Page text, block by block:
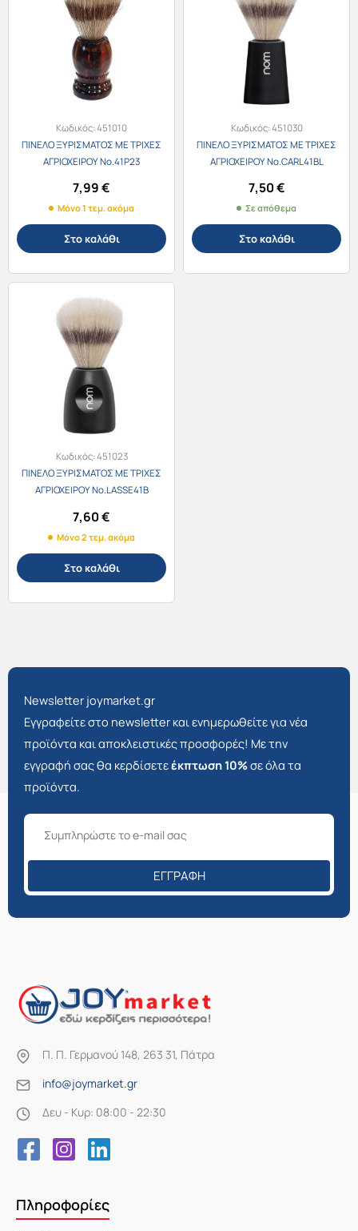
Κωδικός:451010
ΠΙΝΕΛΟ ΞΥΡΙΣΜΑΤΟΣ ΜΕ ΤΡΙΧΕΣ
ΑΓΡΙΟΧΕΙΡΟΥ Νο.41P23
7,99€
Μόνο 1 τεμ. ακόμα
Στο καλάθι
Κωδικός:451030
ΠΙΝΕΛΟ ΞΥΡΙΣΜΑΤΟΣ ΜΕ ΤΡΙΧΕΣ
ΑΓΡΙΟΧΕΙΡΟΥ Νο.CARL41BL
7,50€
Σε απόθεμα
Στο καλάθι
Κωδικός:451023
ΠΙΝΕΛΟ ΞΥΡΙΣΜΑΤΟΣ ΜΕ ΤΡΙΧΕΣ
ΑΓΡΙΟΧΕΙΡΟΥ Νο.LASSE41Β
7,60€
Μόνο 2 τεμ. ακόμα
Στο καλάθι
Newsletter joymarket.gr
Εγγραφείτε στο newsletter και ενημερωθείτε για νέα
προϊόντα και αποκλειστικές προσφορές! Με την
εγγραφή σας θα κερδίσετεέκπτωση 10%σε όλα τα
προϊόντα.
ΕΓΓΡΑΦΉ
Π. Π. Γερμανού 148, 263 31, Πάτρα
info@joymarket.gr
Δευ - Κυρ: 08:00 - 22:30
Πληροφορίες